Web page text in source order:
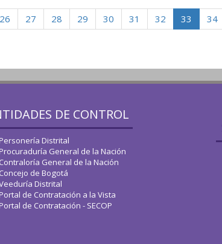
26 27 28 29 30 31 32 33 34
DE CONTROL
Distrital
General de la Nación
Contraloría General de la Nación
Concejo de Bogotá
Distrital
de Contratación a la Vista
de Contratación - SECOP